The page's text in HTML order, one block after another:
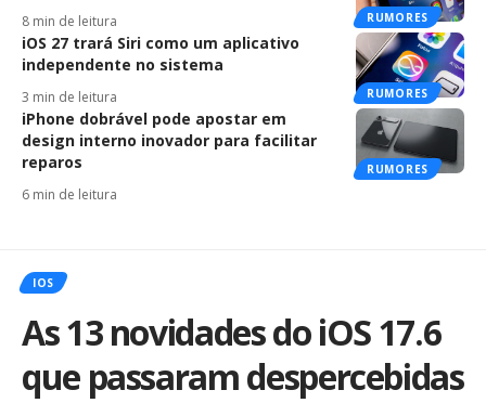
RUMORES
8 min de leitura
RUMORES
iOS 27 trará Siri como um aplicativo
independente no sistema
3 min de leitura
RUMORES
iPhone dobrável pode apostar em
design interno inovador para facilitar
reparos
6 min de leitura
IOS
As 13 novidades do iOS 17.6
que passaram despercebidas